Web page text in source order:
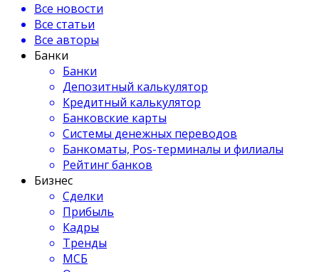
Все новости
Все статьи
Все авторы
Банки
Банки
Депозитный калькулятор
Кредитный калькулятор
Банковские карты
Системы денежных переводов
Банкоматы, Pos-терминалы и филиалы
Рейтинг банков
Бизнес
Сделки
Прибыль
Кадры
Тренды
МСБ